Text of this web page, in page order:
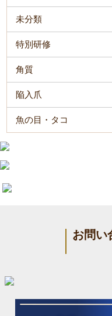
未分類
特別研修
角質
陥入爪
魚の目・タコ
お問い